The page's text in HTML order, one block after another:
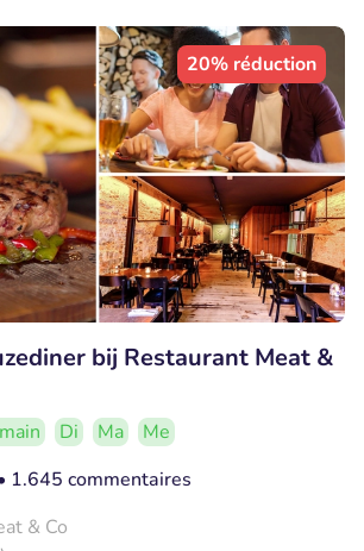
20% réduction
bij Restaurant Meat &
Di Ma
Me
1.645 commentaires
& Co